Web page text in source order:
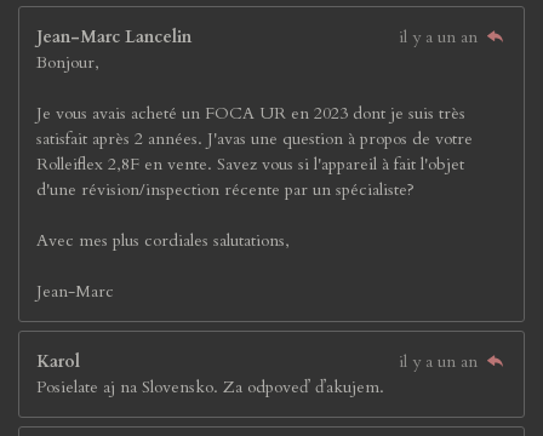
Jean-Marc Lancelin
il y a un an
Bonjour,
Je vous avais acheté un FOCA UR en 2023 dont je suis très
satisfait après 2 années. J'avas une question à propos de votre
Rolleiflex 2,8F en vente. Savez vous si l'appareil à fait l'objet
d'une révision/inspection récente par un spécialiste?
Avec mes plus cordiales salutations,
Jean-Marc
Karol
il y a un an
Posielate aj na Slovensko. Za odpoveď ďakujem.